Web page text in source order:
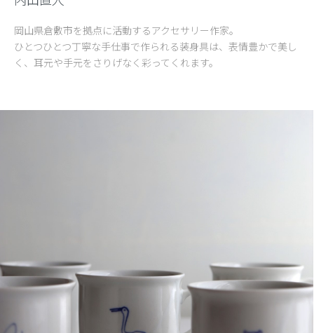
岡山県倉敷市を拠点に活動するアクセサリー作家。
ひとつひとつ丁寧な手仕事で作られる装身具は、表情豊かで美し
く、耳元や手元をさりげなく彩ってくれます。